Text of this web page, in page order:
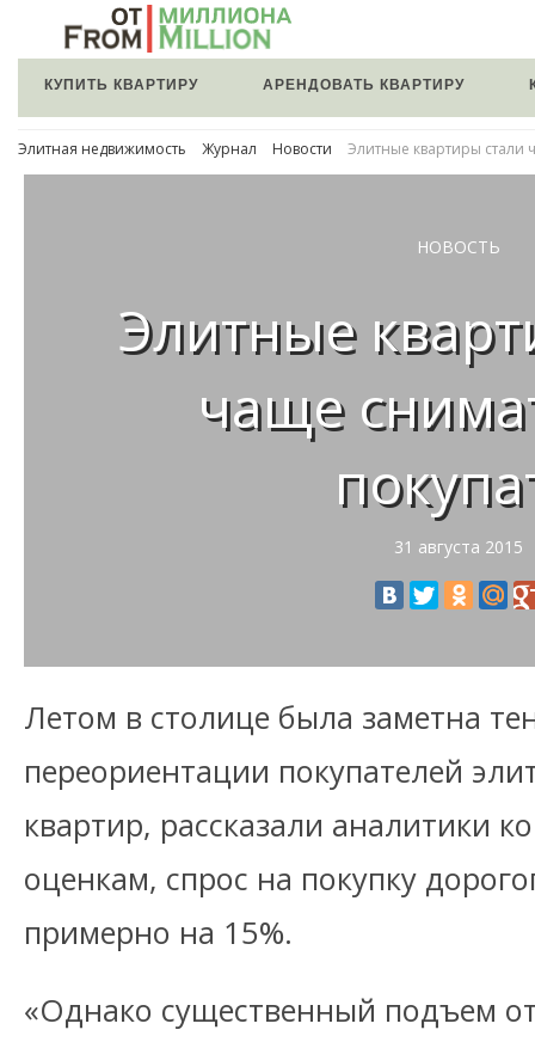
КУПИТЬ КВАРТИРУ АРЕНДОВАТЬ КВАРТИРУ
Элитная недвижимость Журнал Новости Элитные квартиры стали
НОВОСТЬ
Элитные
чаще
31 августа 2015
Летом в столице была заметна
переориентации покупателей
квартир, рассказали аналитики
оценкам, спрос на покупку
примерно на 15%.
«Однако существенный подъем